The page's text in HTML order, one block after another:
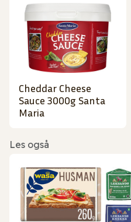
Cheddar Cheese
Sauce 3000g Santa
Maria
Les også